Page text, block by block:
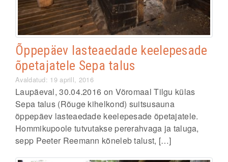
Õppepäev lasteaedade keelepesade
õpetajatele Sepa talus
Avaldatud: 19 aprill, 2016
Laupäeval, 30.04.2016 on Võromaal Tilgu külas
Sepa talus (Rõuge kihelkond) suitsusauna
õppepäev lasteaedade keelepesade õpetajatele.
Hommikupoole tutvutakse pererahvaga ja taluga,
sepp Peeter Reemann kõneleb talust, […]